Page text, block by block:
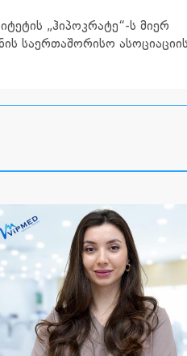
„ჰიპოკრატე“-ს მიერ
საერთაშორისო